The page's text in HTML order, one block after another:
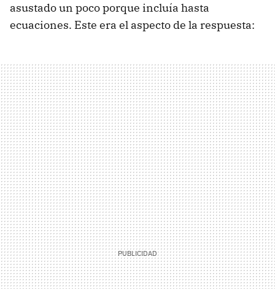
asustado un poco porque incluía hasta
ecuaciones. Este era el aspecto de la respuesta: